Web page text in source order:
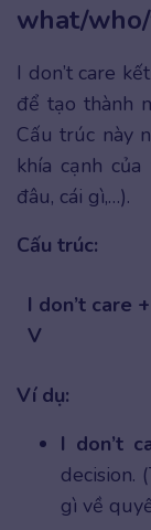
what/
I don’t care
để tạo thành
Cấu trúc này
khía cạnh
đâu, cái gì,…).
Cấu trúc:
I don’t care
V
Ví dụ:
I don’t
decision.
gì về